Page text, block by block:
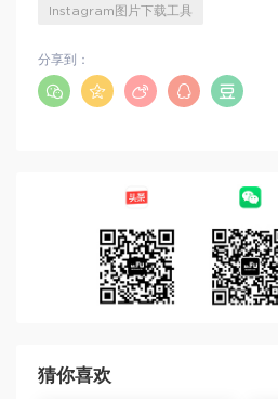
Instagram图片下载工具
分享到：
猜你喜欢